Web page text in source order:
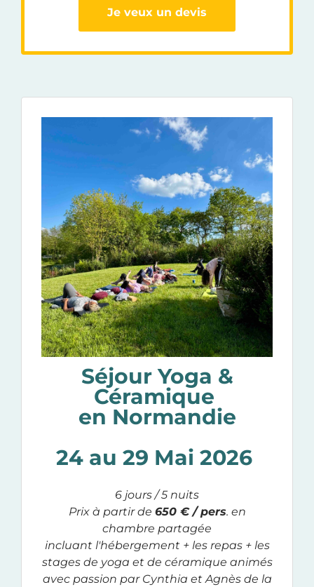
Je veux un devis
Séjour Yoga &
Céramique
en Normandie
24 au 29 Mai 2026
6 jours / 5 nuits
Prix à partir de 650 € / pers. en
chambre partagée
incluant l'hébergement + les repas + les
stages de yoga et de céramique animés
avec passion par Cynthia et Agnès de la